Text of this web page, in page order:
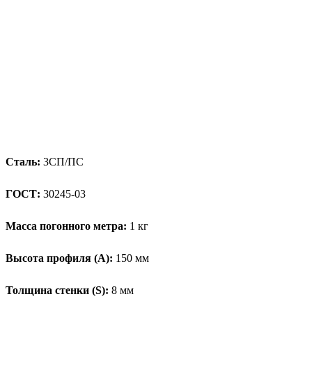
Сталь: 3СП/ПС
ГОСТ: 30245-03
Масса погонного метра: 1 кг
Высота профиля (А): 150 мм
Толщина стенки (S): 8 мм